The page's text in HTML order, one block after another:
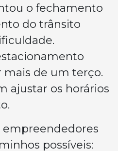
o fechamento
do trânsito
mais de um terço.
ajustar os horários
empreendedores
possíveis: